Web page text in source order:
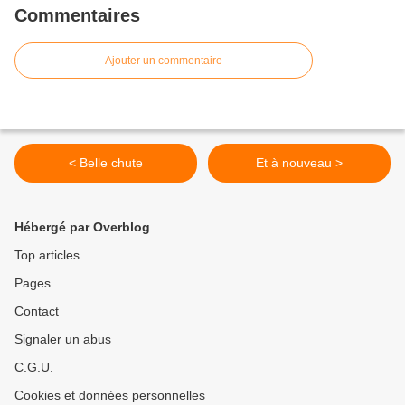
Commentaires
Ajouter un commentaire
< Belle chute Et à nouveau >
Hébergé par Overblog
Top articles
Pages
Contact
Signaler un abus
C.G.U.
Cookies et données personnelles